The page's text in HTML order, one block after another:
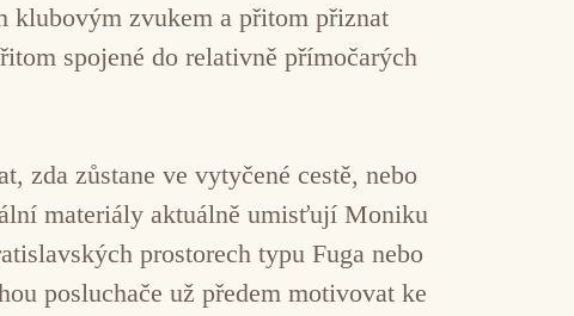
klubovým zvukem a přitom přiznat
spojené do relativně přímočarých
zda zůstane ve vytyčené cestě, nebo
materiály aktuálně umisťují Moniku
prostorech typu Fuga nebo
posluchače už předem motivovat ke